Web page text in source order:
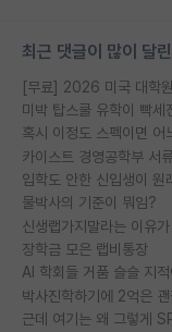
최근 댓글이 많이 달
미박 탑스쿨 유학이 빡세
혹시 이정도 스펙이면 어
카이스트 경영공학부 서
입학도 안한 신입생이 원
물박사의 기준이 뭐임?
신생랩가지말라는 이유
장학금 모은 랩비통장
AI 학회들 거품 슬슬 지
근데 여기는 왜 그렇게